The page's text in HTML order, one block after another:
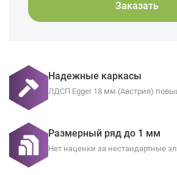
Заказать
Надежные каркасы
ЛДСП Egger 18 мм (Австрия)
Размерный ряд до 1 мм
Нет наценки за нестандартные